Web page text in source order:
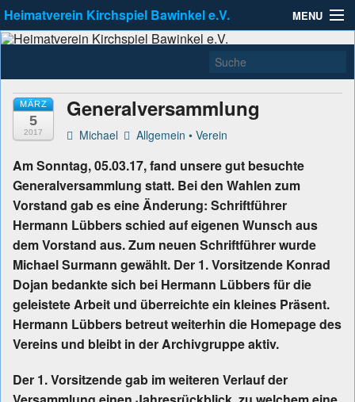
Heimatverein Kirchspiel Bawinkel e.V. MENU
Allgemein
Kleinbahnausstellung
Links
Heimatverein Kirchspiel
Bawinkel e.V.
Zu erreichen unter info@Heimatverein-Bawinkel.de
MÄRZ
5
2017
Generalversammlung
Michael Allgemein •Verein
Am Sonntag, 05.03.17, fand unsere gut besuchte
Generalversammlung statt. Bei den Wahlen zum
Vorstand gab es eine Änderung: Schriftführer
Hermann Lübbers schied auf eigenen Wunsch aus
dem Vorstand aus. Zum neuen Schriftführer wurde
Michael Surmann gewählt. Der 1. Vorsitzende Konrad
Dojan bedankte sich bei Hermann Lübbers für die
geleistete Arbeit und überreichte ein kleines Präsent.
Hermann Lübbers betreut weiterhin die Homepage des
Vereins und bleibt in der Archivgruppe aktiv.
Der 1. Vorsitzende gab im weiteren Verlauf der